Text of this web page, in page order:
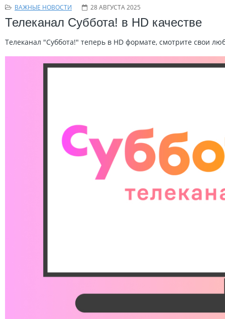
ВАЖНЫЕ НОВОСТИ 28 АВГУСТА 2025
Телеканал Суббота! в HD качестве
Телеканал "Суббота!" теперь в HD формате, смотрите свои